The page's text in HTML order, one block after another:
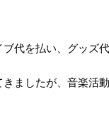
代を払い、グッズ
きましたが、音楽活